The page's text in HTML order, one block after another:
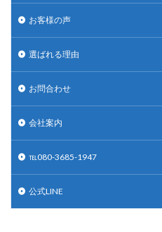
お客様の声
選ばれる理由
お問合わせ
会社案内
℡080-3685-1947
公式LINE